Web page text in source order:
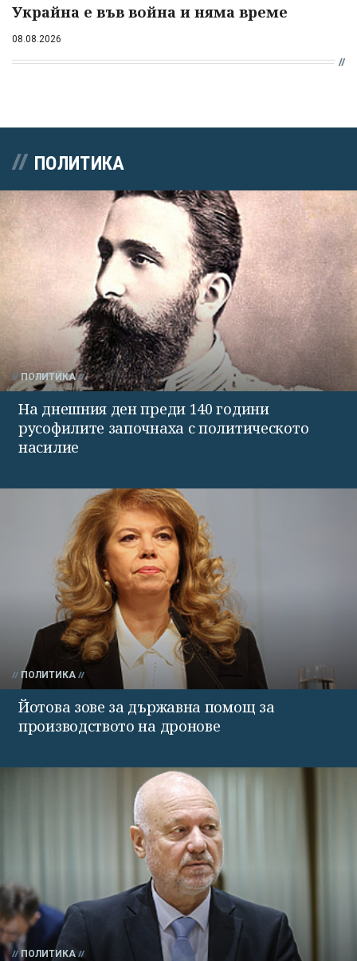
Украйна е във война и няма време
08.08.2026
ПОЛИТИКА
ПОЛИТИКА
На днешния ден преди 140 години
русофилите започнаха с политическото
насилие
ПОЛИТИКА
Йотова зове за държавна помощ за
производството на дронове
ПОЛИТИКА